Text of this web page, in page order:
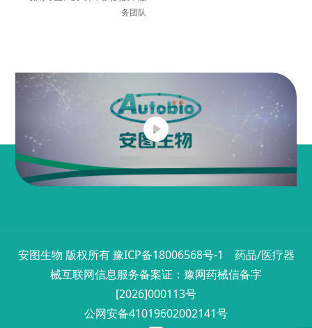
务团队
安图生物 版权所有豫ICP备18006568号-1
药品/医疗器
械互联网信息服务备案证：豫网药械信备字
[2026]000113号
公网安备41019602002141号